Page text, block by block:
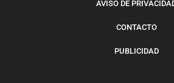
AVISO DE
CONTACTO
PUBLICIDAD